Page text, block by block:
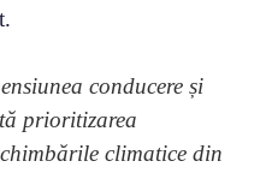
conducere și
prioritizarea
climatice din